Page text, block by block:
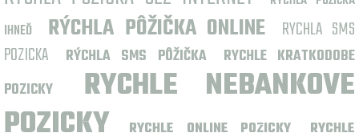
IHNEĎ
RÝCHLA PÔŽIČKA ONLINE
RYCHLA SMS
POZICKA
RÝCHLA SMS PÔŽIČKA
RYCHLE KRATKODOBE
POZICKY
RYCHLE NEBANKOVE
POZICKY
RYCHLE ONLINE POZICKY
RYCHLE